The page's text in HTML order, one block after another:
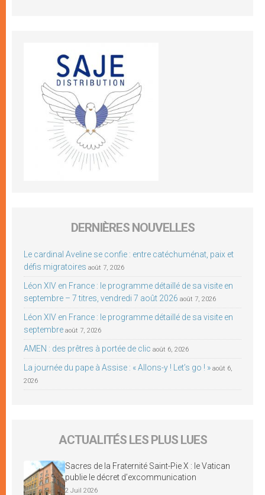
DERNIÈRES NOUVELLES
Le cardinal Aveline se confie : entre catéchuménat, paix et
défis migratoires août 7, 2026
Léon XIV en France : le programme détaillé de sa visite en
septembre – 7 titres, vendredi 7 août 2026 août 7, 2026
Léon XIV en France : le programme détaillé de sa visite en
septembre août 7, 2026
AMEN : des prêtres à portée de clic août 6, 2026
La journée du pape à Assise : « Allons-y ! Let’s go ! » août 6,
2026
ACTUALITÉS LES PLUS LUES
Sacres de la Fraternité Saint-Pie X : le Vatican
publie le décret d’excommunication
2 Juil 2026